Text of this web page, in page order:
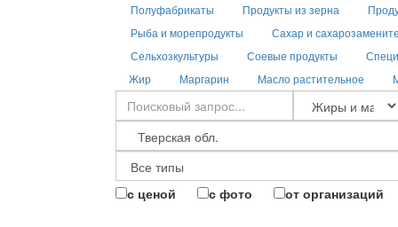
Полуфабрикаты
Продукты из зерна
Рыба и морепродукты
Сахар и
Сельхозкультуры
Соевые продукты
Жир
Маргарин Масло растительное
с ценой с фото от организаций